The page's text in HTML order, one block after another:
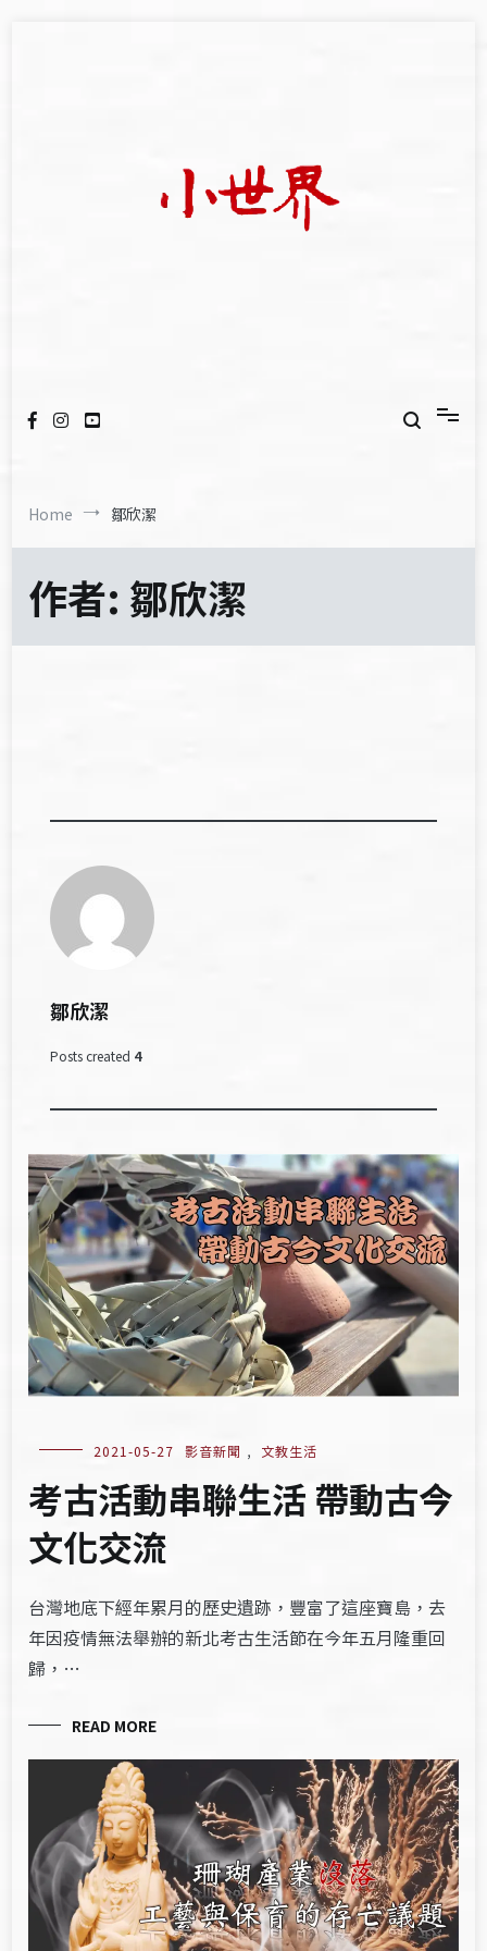
Home 鄒欣潔
作者: 鄒欣潔
鄒欣潔
Posts created 4
2021-05-27 影音新聞 , 文教生活
考古活動串聯生活 帶動古今
文化交流
台灣地底下經年累月的歷史遺跡，豐富了這座寶島，去
年因疫情無法舉辦的新北考古生活節在今年五月隆重回
歸，…
READ MORE